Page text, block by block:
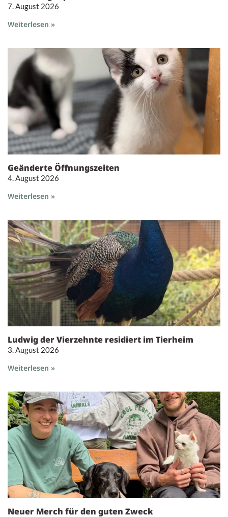
7. August 2026
Weiterlesen »
Geänderte Öffnungszeiten
4. August 2026
Weiterlesen »
Ludwig der Vierzehnte residiert im Tierheim
3. August 2026
Weiterlesen »
Neuer Merch für den guten Zweck